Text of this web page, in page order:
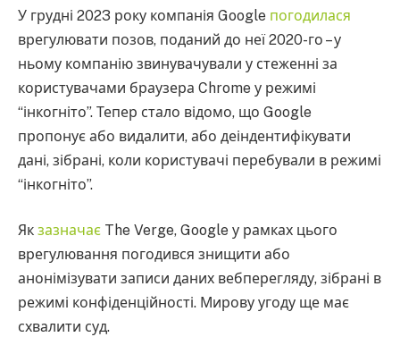
У грудні 2023 року компанія Google погодилася
врегулювати позов, поданий до неї 2020-го – у
ньому компанію звинувачували у стеженні за
користувачами браузера Chrome у режимі
“інкогніто”. Тепер стало відомо, що Google
пропонує або видалити, або деіндентифікувати
дані, зібрані, коли користувачі перебували в режимі
“інкогніто”.
Як зазначає The Verge, Google у рамках цього
врегулювання погодився знищити або
анонімізувати записи даних вебперегляду, зібрані в
режимі конфіденційності. Мирову угоду ще має
схвалити суд.